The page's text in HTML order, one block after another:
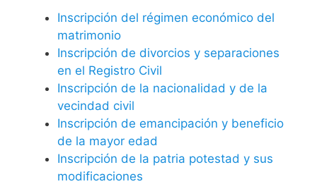
Inscripción del régimen económico del
matrimonio
Inscripción de divorcios y separaciones
en el Registro Civil
Inscripción de la nacionalidad y de la
vecindad civil
Inscripción de emancipación y beneficio
de la mayor edad
Inscripción de la patria potestad y sus
modificaciones